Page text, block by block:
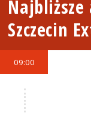
Szczecin
09:00